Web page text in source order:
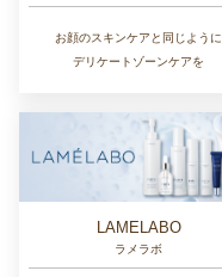
お顔のスキンケアと同じように
デリケートゾーンケアを
LAMELABO
ラメラボ